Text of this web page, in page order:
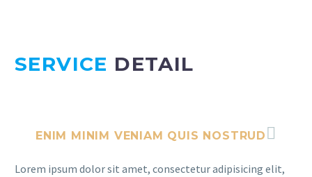
SERVICE DETAIL
ENIM MINIM VENIAM QUIS NOSTRUD
Lorem ipsum dolor sit amet, consectetur adipisicing elit,